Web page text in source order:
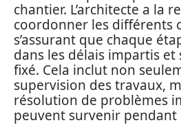
chantier. L’architecte a la
coordonner les différents
s’assurant que chaque
dans les délais impartis
fixé. Cela inclut non
supervision des travaux,
résolution de problèmes
peuvent survenir